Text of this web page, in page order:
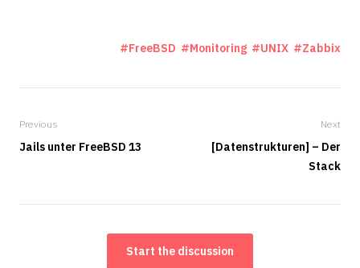
FreeBSD Monitoring UNIX Zabbix
Previous
Jails unter FreeBSD 13
Next
[Datenstrukturen] – Der
Stack
Start the discussion